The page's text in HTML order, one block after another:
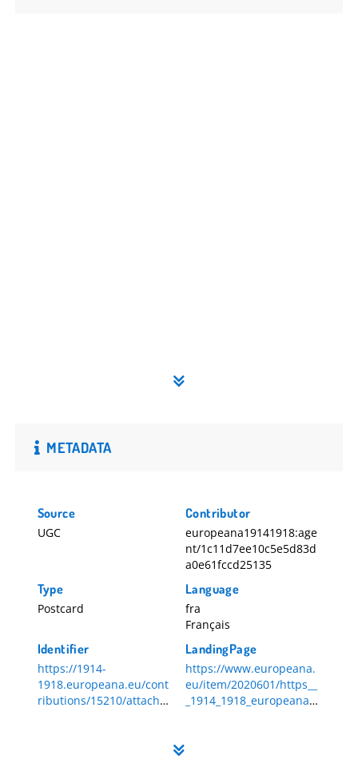
METADATA
Source
UGC
Contributor
europeana19141918:age
nt/1c11d7ee10c5e5d83d
a0e61fccd25135
Type
Postcard
Language
fra
Français
Identifier
https://1914-
1918.europeana.eu/cont
ributions/15210/attachm
LandingPage
https://www.europeana.
eu/item/2020601/https__
_1914_1918_europeana_e